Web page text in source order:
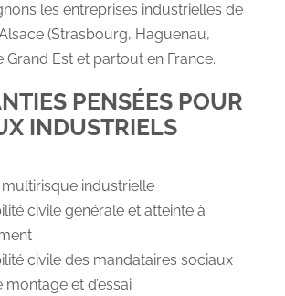
les entreprises industrielles de
(Strasbourg, Haguenau,
Grand Est et partout en France.
PENSÉES POUR
INDUSTRIELS
industrielle
civile générale et atteinte à
civile des mandataires sociaux
montage et d’essai